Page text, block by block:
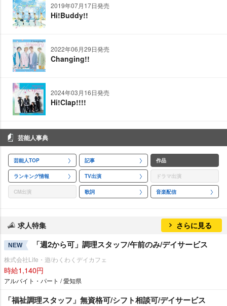
2019年07月17日発売
Hi!Buddy!!
2022年06月29日発売
Changing!!
2024年03月16日発売
Hi!Clap!!!!
芸能人事典
芸能人TOP 記事 作品
ランキング情報 TV出演 ドラマ出演
CM出演 歌詞 音楽配信
求人特集 さらに見る
NEW 「週2から可」調理スタッフ/午前のみ/デイサービス
株式会社Life・遊/わくわくデイカフェ
時給1,140円
アルバイト・パート / 愛知県
「福祉調理スタッフ」無資格可/シフト相談可/デイサービス